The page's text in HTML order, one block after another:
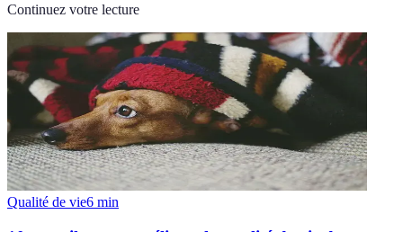
Continuez votre lecture
Qualité de vie6 min